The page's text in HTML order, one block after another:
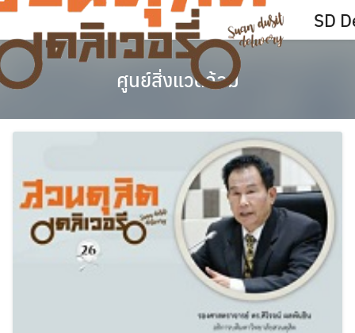
Skip
content
SD
ศูนย์สิ่งแวดล้อม